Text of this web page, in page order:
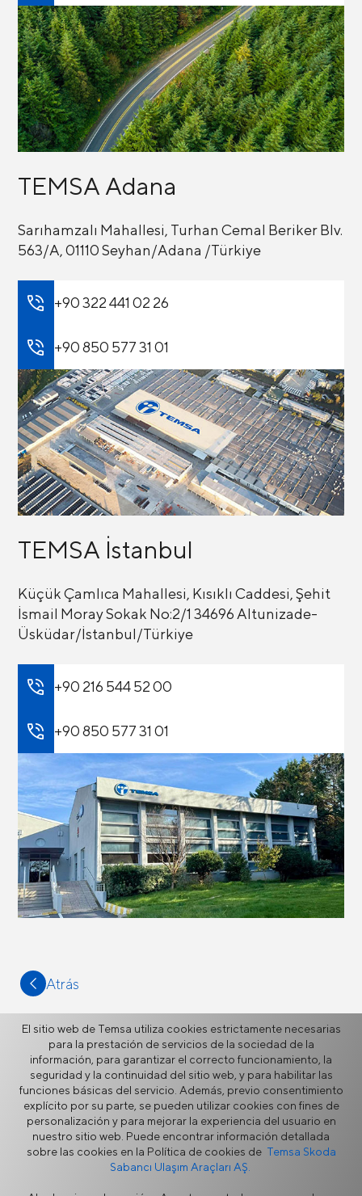
TEMSA Adana
Sarıhamzalı Mahallesi, Turhan Cemal Beriker Blv.
563/A, 01110 Seyhan/Adana /Türkiye
+90 322 441 02 26
+90 850 577 31 01
TEMSA İstanbul
Küçük Çamlıca Mahallesi, Kısıklı Caddesi, Şehit
İsmail Moray Sokak No:2/1 34696 Altunizade-
Üsküdar/İstanbul/Türkiye
+90 216 544 52 00
+90 850 577 31 01
Atrás
Más
Información de contacto
Formulario de contacto
El sitio web de Temsa utiliza cookies estrictamente necesarias
para la prestación de servicios de la sociedad de la
información, para garantizar el correcto funcionamiento, la
seguridad y la continuidad del sitio web, y para habilitar las
funciones básicas del servicio. Además, previo consentimiento
explícito por su parte, se pueden utilizar cookies con fines de
personalización y para mejorar la experiencia del usuario en
nuestro sitio web. Puede encontrar información detallada
sobre las cookies en la Política de cookies de Temsa Skoda
Sabancı Ulaşım Araçları AŞ.